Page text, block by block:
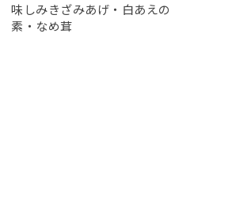
味しみきざみあげ・白あえの
素・なめ茸